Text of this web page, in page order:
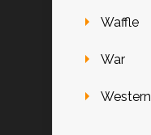
Waffle
War
Western